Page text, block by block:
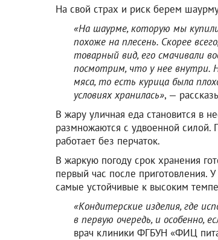
На свой страх и риск берем
«На шаурме, которую мы
похоже на плесень. Скорее
товарный вид, его смачивали
посмотрим, что у нее внутри.
мяса, то есть курица была
условиях хранилась», —
В жару уличная еда становится в
размножаются с удвоенной силой.
работает без перчаток.
В жаркую погоду срок хранения
первый час после приготовления.
самые устойчивые к высоким
«Кондитерские изделия, где
в первую очередь, и особенно,
врач клиники ФГБУН «ФИЦ